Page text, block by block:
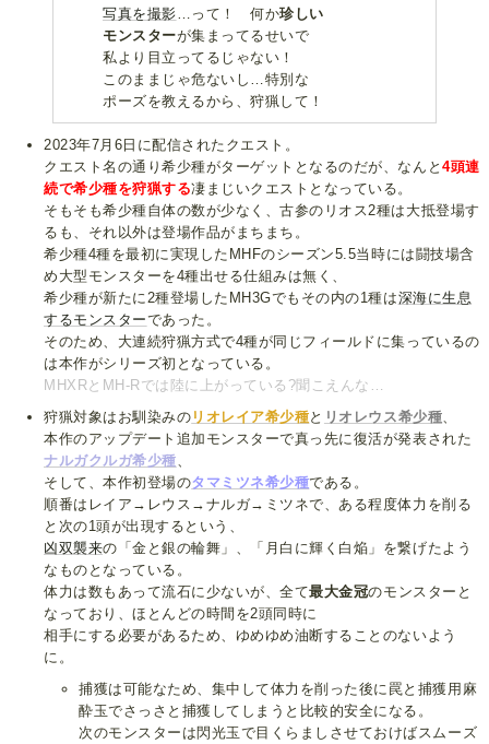
写真を撮影…って！ 何か珍しい
モンスターが集まってるせいで
私より目立ってるじゃない！
このままじゃ危ないし…特別な
ポーズを教えるから、狩猟して！
2023年7月6日に配信されたクエスト。
クエスト名の通り希少種がターゲットとなるのだが、なんと4頭連
続で希少種を狩猟する凄まじいクエストとなっている。
そもそも希少種自体の数が少なく、古参のリオス2種は大抵登場す
るも、それ以外は登場作品がまちまち。
希少種4種を最初に実現したMHFのシーズン5.5当時には闘技場含
め大型モンスターを4種出せる仕組みは無く、
希少種が新たに2種登場したMH3Gでもその内の1種は深海に生息
するモンスターであった。
そのため、大連続狩猟方式で4種が同じフィールドに集っているの
は本作がシリーズ初となっている。
MHXRとMH-Rでは陸に上がっている?聞こえんな…
狩猟対象はお馴染みの リオレイア希少種と リオレウス希少種
本作のアップデート追加モンスターで真っ先に復活が発表された
ナルガクルガ希少種
そして、本作初登場のタマミツネ希少種である。
順番はレイア→レウス→ナルガ→ミツネで、ある程度体力を削る
と次の1頭が出現するという、
凶双襲来の「金と銀の輪舞」、「月白に輝く白焔」を繋げたよう
なものとなっている。
体力は数もあって流石に少ないが、全て最大金冠のモンスターと
なっており、ほとんどの時間を2頭同時に
相手にする必要があるため、ゆめゆめ油断することのないよう
に。
捕獲は可能なため、集中して体力を削った後に罠と捕獲用麻
酔玉でさっさと捕獲してしまうと比較的安全になる。
次のモンスターは閃光玉で目くらましさせておけばスムーズ